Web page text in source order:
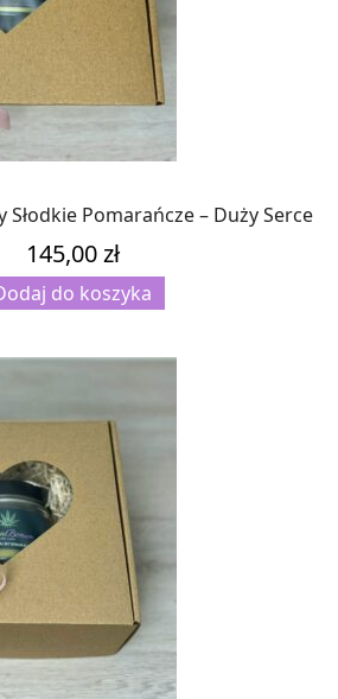
Pomarańcze – Duży Serce
145,00zł
do koszyka